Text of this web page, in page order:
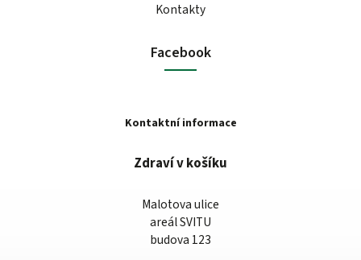
Kontakty
Facebook
Kontaktní informace
Zdraví v košíku
Malotova ulice
areál SVITU
budova 123